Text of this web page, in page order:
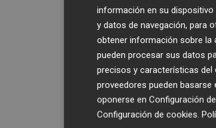
información en su
y datos de navegación, para
obtener información sobre la
pueden procesar sus datos
precisos y características del
proveedores pueden
oponerse en Configuración
Configuración de cookies.